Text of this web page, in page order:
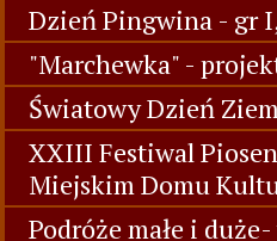
Dzień Pingwina - gr
"Marchewka" -
Światowy Dzień
XXIII Festiwal
Miejskim Domu
Podróże małe i